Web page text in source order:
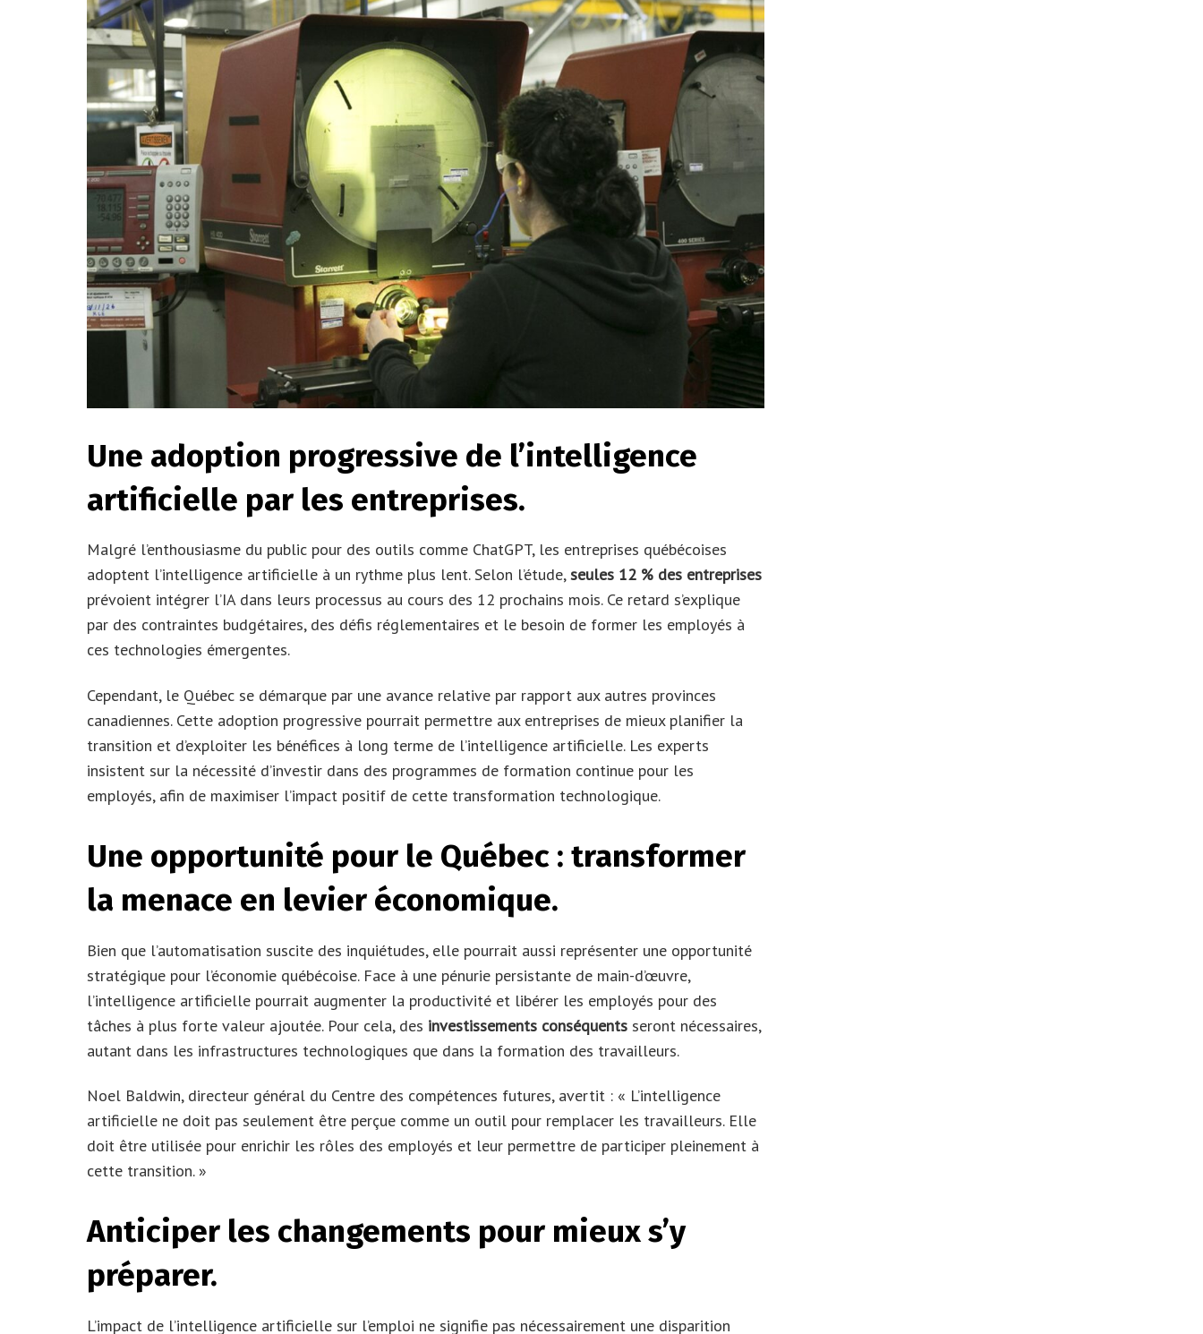
Une adoption progressive de l’intelligence
artificielle par les entreprises.
Malgré l’enthousiasme du public pour des outils comme ChatGPT, les entreprises québécoises
adoptent l’intelligence artificielle à un rythme plus lent. Selon l’étude,seules 12 % des entreprises
prévoient intégrer l’IA dans leurs processus au cours des 12 prochains mois. Ce retard s’explique
par des contraintes budgétaires, des défis réglementaires et le besoin de former les employés à
ces technologies émergentes.
Cependant, le Québec se démarque par une avance relative par rapport aux autres provinces
canadiennes. Cette adoption progressive pourrait permettre aux entreprises de mieux planifier la
transition et d’exploiter les bénéfices à long terme de l’intelligence artificielle. Les experts
insistent sur la nécessité d’investir dans des programmes de formation continue pour les
employés, afin de maximiser l’impact positif de cette transformation technologique.
Une opportunité pour le Québec : transformer
la menace en levier économique.
Bien que l’automatisation suscite des inquiétudes, elle pourrait aussi représenter une opportunité
stratégique pour l’économie québécoise. Face à une pénurie persistante de main-d’œuvre,
l’intelligence artificielle pourrait augmenter la productivité et libérer les employés pour des
tâches à plus forte valeur ajoutée. Pour cela, des investissements conséquents seront nécessaires,
autant dans les infrastructures technologiques que dans la formation des travailleurs.
Noel Baldwin, directeur général du Centre des compétences futures, avertit : « L’intelligence
artificielle ne doit pas seulement être perçue comme un outil pour remplacer les travailleurs. Elle
doit être utilisée pour enrichir les rôles des employés et leur permettre de participer pleinement à
cette transition. »
Anticiper les changements pour mieux s’y
préparer.
L’impact de l’intelligence artificielle sur l’emploi ne signifie pas nécessairement une disparition